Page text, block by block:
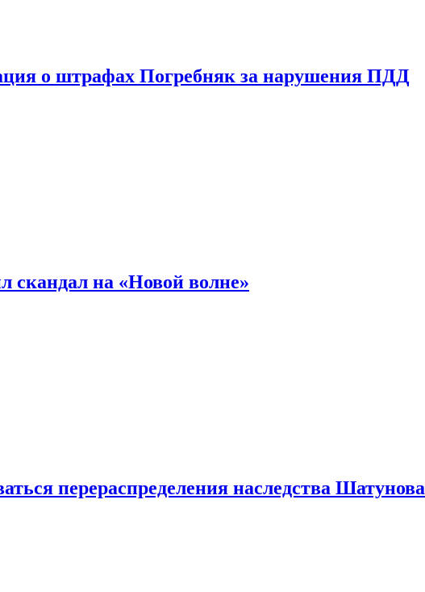
о штрафах Погребняк за нарушения ПДД
скандал на «Новой волне»
перераспределения наследства Шатунова